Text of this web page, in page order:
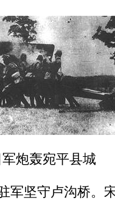
军炮轰宛平县城
坚守卢沟桥。